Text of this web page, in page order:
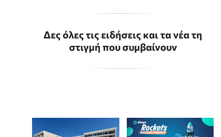
Δες όλες τις ειδήσεις και τα νέα τη
στιγμή που συμβαίνουν